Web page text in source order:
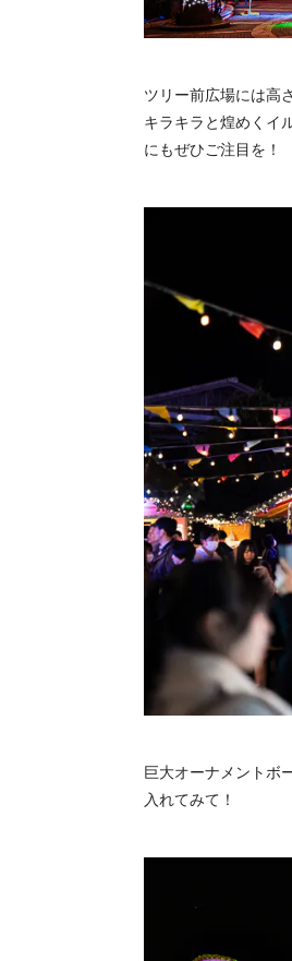
ツリー前広場には高
キラキラと煌めくイ
にもぜひご注目を！
巨大オーナメントボ
入れてみて！